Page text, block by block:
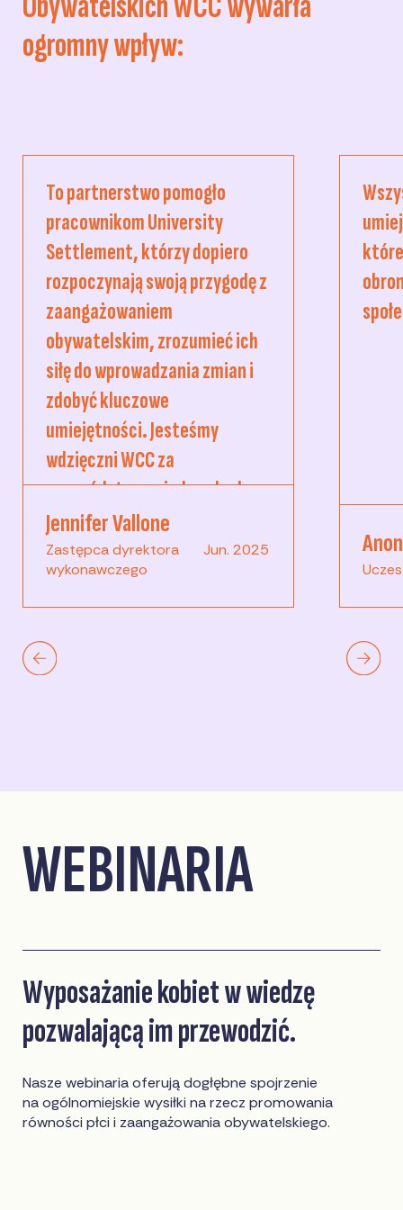
ogromny wpływ:
To partnerstwo pomogło
pracownikom University
Settlement, którzy dopiero
rozpoczynają swoją przygodę z
zaangażowaniem
obywatelskim, zrozumieć ich
siłę do wprowadzania zmian i
zdobyć kluczowe
umiejętności. Jesteśmy
wdzięczni WCC za
przywództwo, wiedzę, ducha
współpracy i wybitnych
moderatorów warsztatów.
Jennifer Vallone
Zastępca dyrektora
wykonawczego
Jun. 2025
WEBINARIA
Wyposażanie kobiet w wiedzę
pozwalającą im przewodzić.
Nasze webinaria oferują dogłębne spojrzenie
na ogólnomiejskie wysiłki na rzecz promowania
równości płci i zaangażowania obywatelskiego.